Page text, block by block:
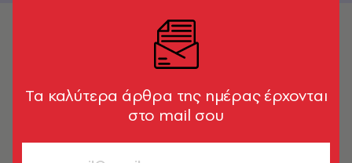
CELEBRITIES
Tα καλύτερα άρθρα της ημέρας έρχονται
στο mail σου